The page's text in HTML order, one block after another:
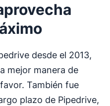
desde el 2013,
mejor manera de
También fue
plazo de Pipedrive,